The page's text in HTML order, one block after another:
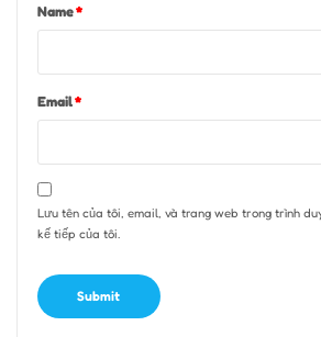
Name*
Email*
Lưu tên của tôi, email, và trang web trong trình
kế tiếp của tôi.